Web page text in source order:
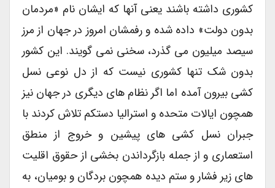
کشوری داشته باشند یعنی آنها که ایشان نام «مردمان
بدون دولت» داده شده و رفمشان امروز در جهان از مرز
سیصد میلیون می گذرد، سخنی نمی گویند. این کشور
بدون شک تنها کشوری نیست که از دل نوعی نسل
کشی بیرون آمده اما اگر نظام های دیگری در جهان نیز
همچون ایالات متحده و استرالیا دستکم تلاش کردند با
جبران نسل کشی های پیشین و خروج از منطق
استعماری و از جمله بازگرداندن بخشی از حقوق اقلیت
های زیر فشار و ستم دیده همچون بردگان و بومیان، به